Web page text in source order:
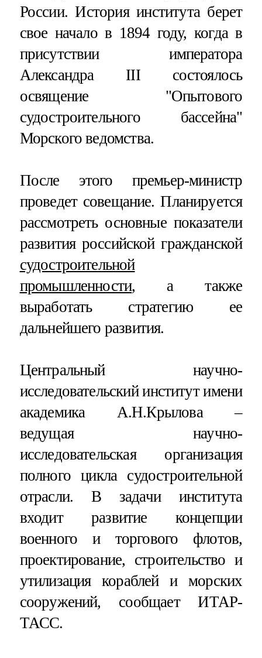
России. История института берет
свое начало в 1894 году, когда в
присутствии императора
Александра III состоялось
освящение "Опытового
судостроительного бассейна"
Морского ведомства.
После этого премьер-министр
проведет совещание. Планируется
рассмотреть основные показатели
развития российской гражданской
судостроительной
промышленности, а также
выработать стратегию ее
дальнейшего развития.
Центральный научно-
исследовательский институт имени
академика А.Н.Крылова –
ведущая научно-
исследовательская организация
полного цикла судостроительной
отрасли. В задачи института
входит развитие концепции
военного и торгового флотов,
проектирование, строительство и
утилизация кораблей и морских
сооружений, сообщает ИТАР-
ТАСС.